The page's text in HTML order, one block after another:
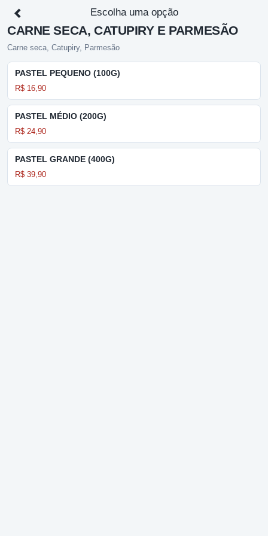
Escolha uma opção
CARNE SECA, CATUPIRY E PARMESÃO
Carne seca, Catupiry, Parmesão
PASTEL PEQUENO (100G)
R$ 16,90
PASTEL MÉDIO (200G)
R$ 24,90
PASTEL GRANDE (400G)
R$ 39,90